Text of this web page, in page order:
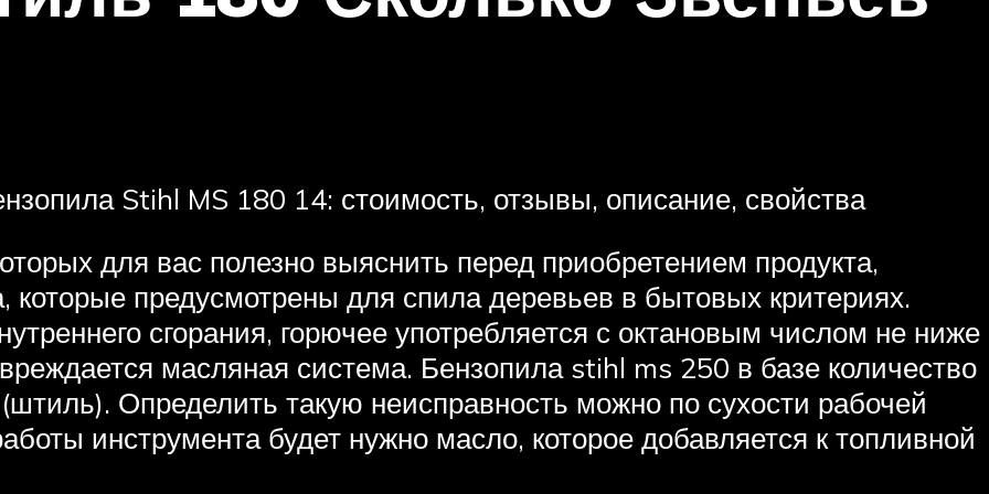
Stihl MS 180 14: стоимость, отзывы, описание, свойства
для вас полезно выяснить перед приобретением продукта,
которые предусмотрены для спила деревьев в бытовых критериях.
сгорания, горючее употребляется с октановым числом не ниже
масляная система. Бензопила stihl ms 250 в базе количество
Определить такую неисправность можно по сухости рабочей
инструмента будет нужно масло, которое добавляется к топливной